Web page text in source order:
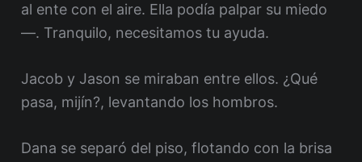
al ente con el aire. Ella podía palpar su miedo
—. Tranquilo, necesitamos tu ayuda.
Jacob y Jason se miraban entre ellos. ¿Qué
pasa, mijín?, levantando los hombros.
Dana se separó del piso, flotando con la brisa